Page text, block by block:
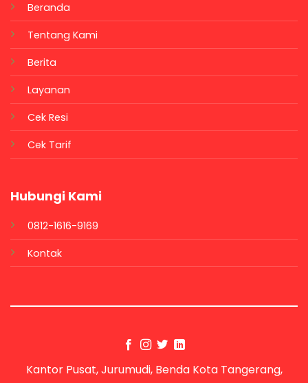
Beranda
Tentang Kami
Berita
Layanan
Cek Resi
Cek Tarif
Hubungi Kami
0812-1616-9169
Kontak
Kantor Pusat, Jurumudi, Benda Kota Tangerang,